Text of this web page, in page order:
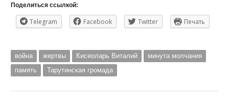
Поделиться ссылкой:
Telegram Facebook Twitter Печать
война жертвы Кисеоларь Виталий
минута молчания
память
Тарутинская громада